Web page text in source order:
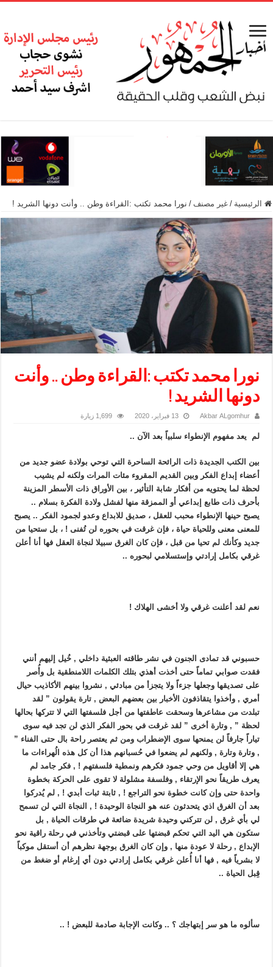
الرئيسية / غير مصنف / نورا محمد تكتب :القراءة وطن .. وأنت دونها الشريد !
نورا محمد تكتب :القراءة وطن .. وأنت
دونها الشريد !
Akbar ALgomhur 13 فبراير، 2020 1,699 زيارة
لم ﻳﻌﺪ ﻣﻔﻬﻮﻡ ﺍلإﻧﻄﻮﺍﺀ ﺳﻠﺒﻴاً ﺑﻌﺪ ﺍﻟﺂﻥ ..
ﺑﻴﻦ ﺍﻟﻜﺘﺐ ﺍﻟﺠﺪﻳﺪﺓ ﺫﺍﺕ ﺍﻟﺮﺍﺋﺤﺔ ﺍﻟﺴﺎﺣﺮﺓ ﺍﻟﺘﻲ ﺗﻮﺣﻲ ﺑﻮﻟﺎﺩﺓ ﻋﻀﻮ ﺟﺪﻳﺪ ﻣﻦ
ﺃﻋﻀﺎﺀ ﺇﺑﺪﺍﻉ ﺍﻟﻔﻜﺮ ﻭﺑﻴﻦ ﺍﻟﻘﺪﻳﻢ ﺍﻟﻤﻘﺮﻭﺀ ﻣﺌﺎﺕ ﺍﻟﻤﺮﺍﺕ ﻭﻟﻜﻨﻪ ﻟﻢ ﻳﺸﻴﺐ
ﻟﺤﻈﺔ ﻟﻤﺎ ﻳﺤﺘﻮﻳﻪ ﻣﻦ ﺃﻓﻜﺎﺭ ﺷﺎﺑﺔ ﺍﻟﺘﺄﺛﻴﺮ ، ﺑﻴﻦ ﺍلأﻭﺭﺍﻕ ﺫﺍﺕ ﺍلأﺳﻄﺮ ﺍﻟﻤﺰﻳﻨﺔ
ﺑﺄﺣﺮﻑ ﺫﺍﺕ ﻃﺎﺑﻊ ﺇﺑﺪﺍﻋﻲ ﺃﻭ ﺍﻟﻤﻤﺰﻗﺔ ﻣﻨﻬﺎ ﻟﻔﺸﻞ ﻭﻟﺎﺩﺓ ﺍﻟﻔﻜﺮﺓ ﺑﺴﻠﺎﻡ ..
ﻳﺼﺒﺢ ﺣﻴﻨﻬﺎ ﺍلإﻧﻄﻮﺍﺀ ﻣﺤﺒﺐ ﻟﻠﻌﻘﻞ ، ﺻﺪﻳﻖ ﻟﻠﺎﺑﺪﺍﻉ ﻭﻋﺪﻭ ﻟﺠﻤﻮﺩ ﺍﻟﻔﻜﺮ .. ﻳﺼﺒﺢ
ﻟﻠﻤﻌﻨﻰ ﻣﻌﻨﻰ ﻭﻟﻠﺤﻴﺎﺓ ﺣﻴﺎﺓ ، ﻓﺈﻥ ﻏﺮﻗﺖ ﻓﻲ ﺑﺤﻮﺭﻩ ﻟﻦ ﺗُﻔﻨﻰ ! ، ﺑﻞ ﺳﺘﺤﻴﺎ ﻣﻦ
ﺟﺪﻳﺪ ﻭﻛﺄﻧﻚ ﻟﻢ ﺗﺤﻴﺎ ﻣﻦ ﻗﺒﻞ ، ﻓﺈﻥ ﻛﺎﻥ ﺍﻟﻐﺮﻕ ﺳﺒﻴﻠﺎ ﻟﻨﺠﺎﺓ ﺍﻟﻌﻘﻞ ﻓﻬﺎ ﺃﻧﺎ ﺃﻋﻠﻦ
ﻏﺮﻗﻲ ﺑﻜﺎﻣﻞ ﺇﺭﺍﺩﺗﻲ ﻭﺇﺳﺘﺴﻠﺎﻣﻲ ﻟﺒﺤﻮﺭﻩ ..
نعم لقد أعلنت غرقي ولا أخشى الهلاك !
حسبوني قد تمادى الجنون في نشر طاقته العبثية داخلي , خُيل إليهم أنني
فقدت صوابي تماماً حتى أخذت أهذي بتلك الكلمات اللامنطقية بل وأُصر
على تصديقها وجعلها جزءاً ولا يتجزأ من مبادئي , نشروا بينهم الأكاذيب حيال
أمري , وأخذوا يتقاذفون الأخبار بين بعضهم البعض , تارة يقولون ” لقد
تبلدت من مشاعرها وسحقت عاطفتها من أجل فلسفتها التي لا تتركها بحالها
لحظة ” , وتارة أخرى ” لقد غرقت في بحور الفكر الذي لن تجد فيه سوى
تياراً جارفاً لن يمنحها سوى الإضطراب ومن ثم يعتصر راحة بال حتى الفناء ”
, وتارة وتارة , ولكنهم لم يضعوا في حُسبانهم هذا أن كل هذه الُهراءات ما
هي إلا أقاويل من وحي جمود فكرهم ونمطية فلسفتهم ! , فكر جامد لم
يعرف طريقاً نحو الإرتقاء , وفلسفة مشلولة لا تقوى على الحركة بخطوة
واحدة حتى وإن كانت خطوة نحو التراجع ! , ثابتة ثبات أبدي ! , لم يُدركوا
بعد أن الغرق اذي يتحدثون عنه هو النجاة الوحيدة ! , النجاة التي لن تسمح
لي بأي غرق , لن تتركني وحيدة شريدة ضائعة في طرقات الحياة , بل
ستكون هي اليد التي تحكم قبضتها على قبضتي وتأخذني في رحلة راقية نحو
الإبداع , رحلة لا عودة منها , وإن كان الغرق بوجهة نظرهم أن أستقل موكباً
لا بشرياً فيه , فها أنا أُعلن غرقي بكامل إرادتي دون أي إرغام أو ضغط من
قِبل الحياة ..
سألوه ما هو سر إبتهاجك ؟ .. وكانت الإجابة صادمة للبعض ! ..